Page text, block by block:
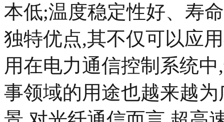
本低;温度稳定性好、寿
独特优点,其不仅可以应
用在电力通信控制系统
事领域的用途也越来越